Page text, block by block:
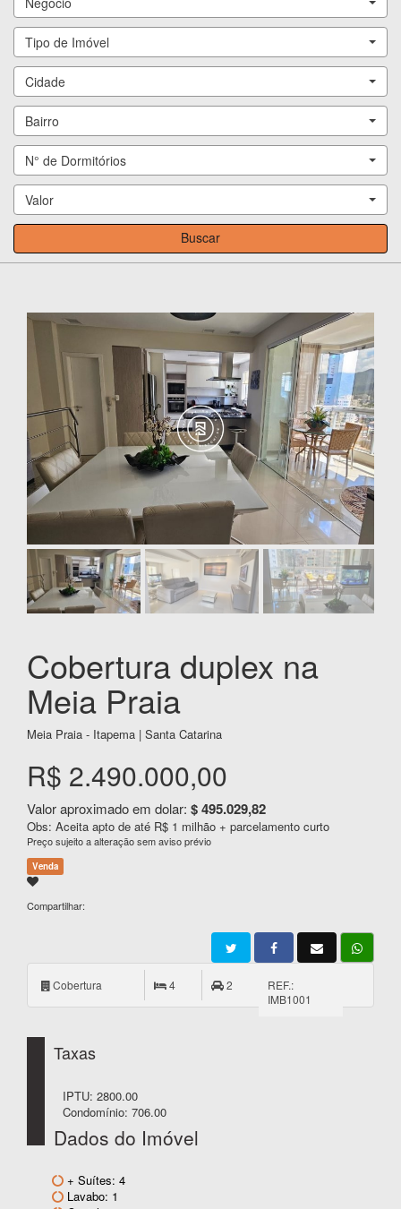
Tipo de Imóvel
Cidade
Bairro
N° de Dormitórios
Valor
Buscar
Cobertura duplex na
Meia Praia
Meia Praia - Itapema | Santa Catarina
R$ 2.490.000,00
Valor aproximado em dolar: $ 495.029,82
Obs: Aceita apto de até R$ 1 milhão + parcelamento curto
Preço sujeito a alteração sem aviso prévio
Venda
Compartilhar:
Cobertura 4 2
REF.:
IMB1001
Taxas
IPTU: 2800.00
Condomínio: 706.00
Dados do Imóvel
+ Suítes: 4
Lavabo: 1